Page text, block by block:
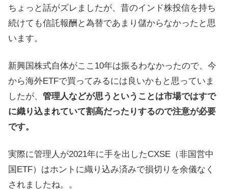
ちょっと話がズレましたが、昔のインド株投信を持ち
続けても信託報酬と為替であまり儲からなかったと思
います。
新興国株式自体がここ10年は振るわなかったので、今
から海外ETFで買ってみるには良いかもと思っていま
したが、 管理人などが思うということは市場ではすで
に織り込まれていて割高だったりするので注意が必要
です。
実際に管理人が2021年に手を出したCXSE（非国営中
国ETF）はホントに織り込み済みで損切りを余儀なく
されましたね。。